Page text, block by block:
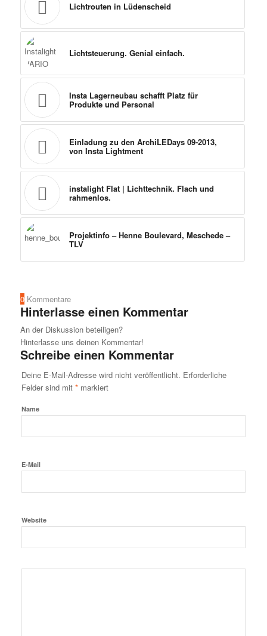
Lichtrouten in Lüdenscheid
Lichtsteuerung. Genial einfach.
Insta Lagerneubau schafft Platz für
Produkte und Personal
Einladung zu den ArchiLEDays 09-2013,
von Insta Lightment
instalight Flat | Lichttechnik. Flach und
rahmenlos.
Projektinfo – Henne Boulevard, Meschede –
TLV
0 Kommentare
Hinterlasse einen Kommentar
An der Diskussion beteiligen?
Hinterlasse uns deinen Kommentar!
Schreibe einen Kommentar
Deine E-Mail-Adresse wird nicht veröffentlicht. Erforderliche
Felder sind mit *markiert
Name
E-Mail
Website